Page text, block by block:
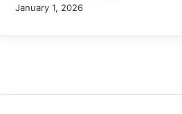
January 1, 2026